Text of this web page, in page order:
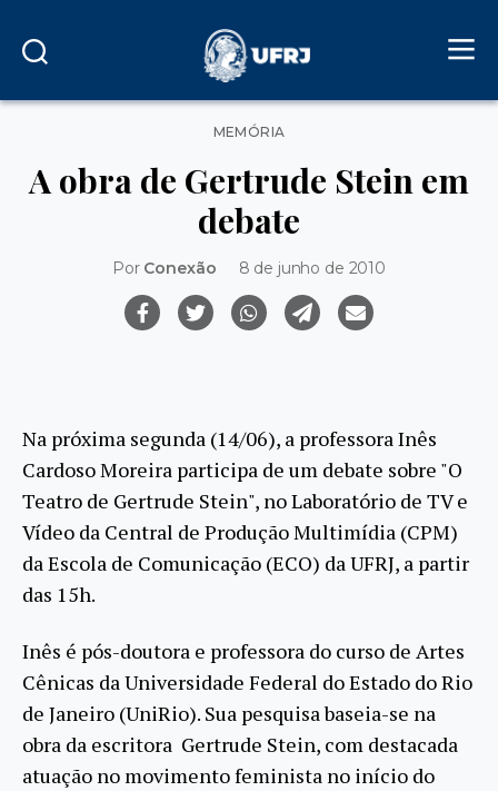
Categorias
MEMÓRIA
A obra de Gertrude Stein em
debate
Por Conexão 8 de junho de 2010
Na próxima segunda (14/06), a professora Inês
Cardoso Moreira participa de um debate sobre "O
Teatro de Gertrude Stein", no Laboratório de TV e
Vídeo da Central de Produção Multimídia (CPM)
da Escola de Comunicação (ECO) da UFRJ, a partir
das 15h.
Inês é pós-doutora e professora do curso de Artes
Cênicas da Universidade Federal do Estado do Rio
de Janeiro (UniRio). Sua pesquisa baseia-se na
obra da escritora Gertrude Stein, com destacada
atuação no movimento feminista no início do